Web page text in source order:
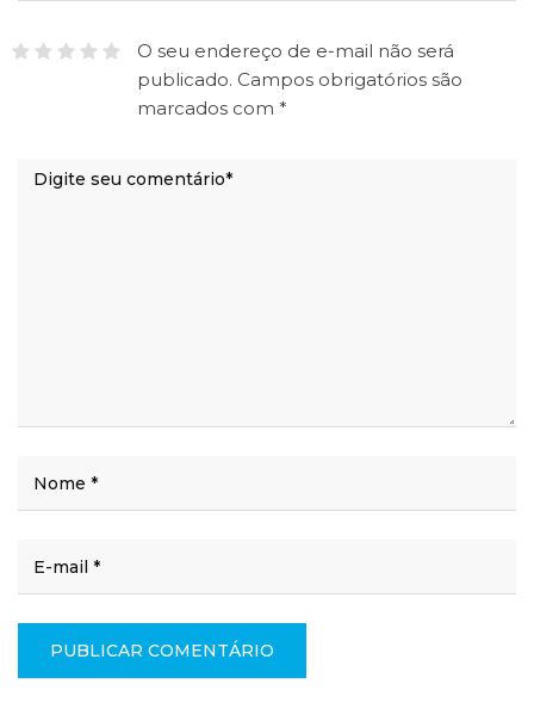
O seu endereço de e-mail não será
publicado. Campos obrigatórios são
marcados com *